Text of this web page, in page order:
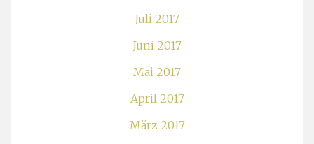
Juli 2017
Juni 2017
Mai 2017
April 2017
März 2017